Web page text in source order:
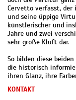
Cervetto verfasst, der
und seine üppige
künstlerischer und
Jahre und zwei
sehr große Kluft dar.
So bilden diese
die historisch
ihren Glanz, ihre
KONTAKT